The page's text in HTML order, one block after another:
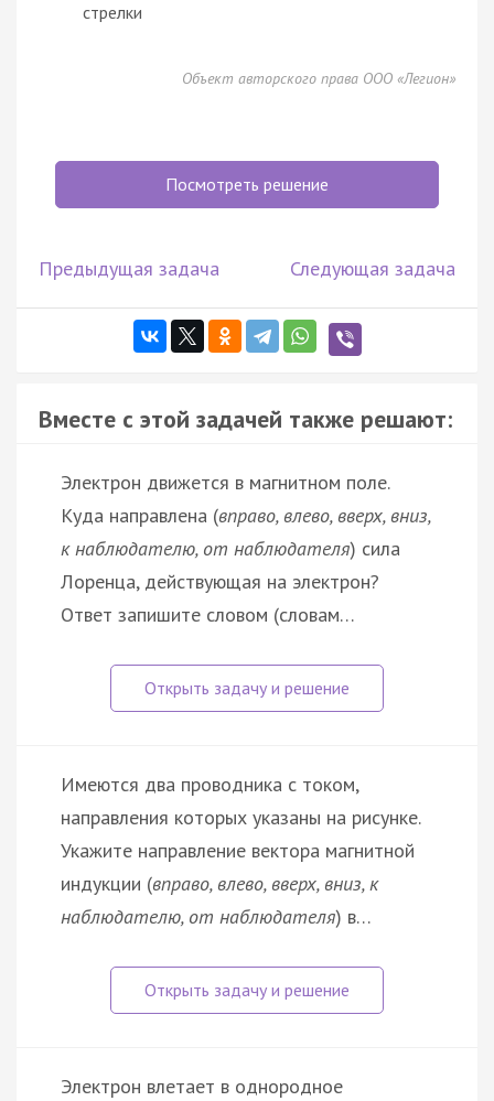
стрелки
Объект авторского права ООО «Легион»
Посмотреть решение
Предыдущая задача Следующая задача
Вместе с этой задачей также решают:
Электрон движется в магнитном поле.
Куда направлена (вправо, влево, вверх, вниз,
к наблюдателю, от наблюдателя) сила
Лоренца, действующая на электрон?
Ответ запишите словом (словам…
Имеются два проводника с током,
направления которых указаны на рисунке.
Укажите направление вектора магнитной
индукции (вправо, влево, вверх, вниз, к
наблюдателю, от наблюдателя) в…
Электрон влетает в однородное